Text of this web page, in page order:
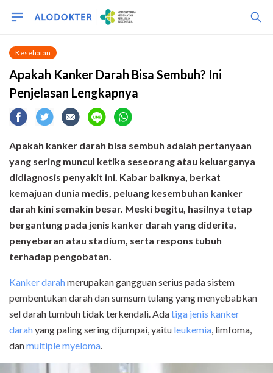
Kesehatan
Apakah Kanker Darah Bisa Sembuh? Ini
Penjelasan Lengkapnya
Apakah kanker darah bisa sembuh adalah pertanyaan
yang sering muncul ketika seseorang atau keluarganya
didiagnosis penyakit ini. Kabar baiknya, berkat
kemajuan dunia medis, peluang kesembuhan kanker
darah kini semakin besar. Meski begitu, hasilnya tetap
bergantung pada jenis kanker darah yang diderita,
penyebaran atau stadium, serta respons tubuh
terhadap pengobatan.
Kanker darahmerupakan gangguan serius pada sistem
pembentukan darah dan sumsum tulang yang menyebabkan
sel darah tumbuh tidak terkendali. Adatiga jenis kanker
darahyang paling sering dijumpai, yaitu leukemia, limfoma,
danmultiple myeloma.